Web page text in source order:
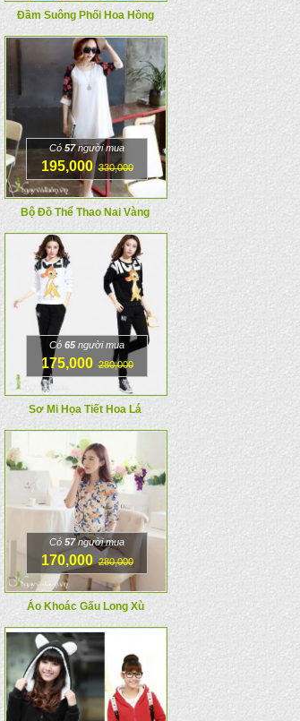
Có57người mua
195,000 330,000
Đầm Suông Phối Hoa Hồng
Có 65 người mua
175,000 280,000
Bộ Đồ Thể Thao Nai Vàng
Có 57người mua
170,000 280,000
Sơ Mi Họa Tiết Hoa Lá
Áo Khoác Gấu Long Xù